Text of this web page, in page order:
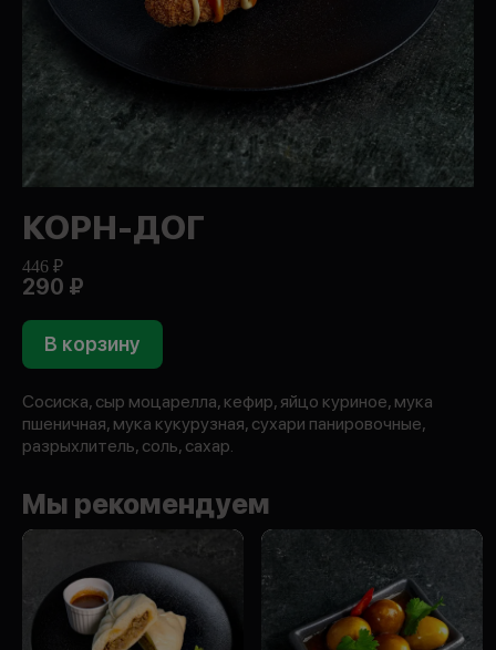
КОРН-ДОГ
446 ₽
290 ₽
В корзину
Сосиска, сыр моцарелла, кефир, яйцо куриное, мука
пшеничная, мука кукурузная, сухари панировочные,
разрыхлитель, соль, сахар.
Мы рекомендуем